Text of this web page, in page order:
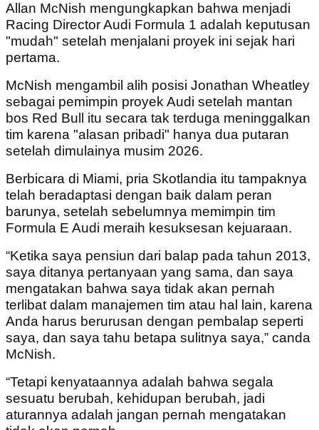
Allan McNish mengungkapkan bahwa menjadi
Racing Director Audi Formula 1 adalah keputusan
"mudah" setelah menjalani proyek ini sejak hari
pertama.
McNish mengambil alih posisi Jonathan Wheatley
sebagai pemimpin proyek Audi setelah mantan
bos Red Bull itu secara tak terduga meninggalkan
tim karena "alasan pribadi" hanya dua putaran
setelah dimulainya musim 2026.
Berbicara di Miami, pria Skotlandia itu tampaknya
telah beradaptasi dengan baik dalam peran
barunya, setelah sebelumnya memimpin tim
Formula E Audi meraih kesuksesan kejuaraan.
“Ketika saya pensiun dari balap pada tahun 2013,
saya ditanya pertanyaan yang sama, dan saya
mengatakan bahwa saya tidak akan pernah
terlibat dalam manajemen tim atau hal lain, karena
Anda harus berurusan dengan pembalap seperti
saya, dan saya tahu betapa sulitnya saya,” canda
McNish.
“Tetapi kenyataannya adalah bahwa segala
sesuatu berubah, kehidupan berubah, jadi
aturannya adalah jangan pernah mengatakan